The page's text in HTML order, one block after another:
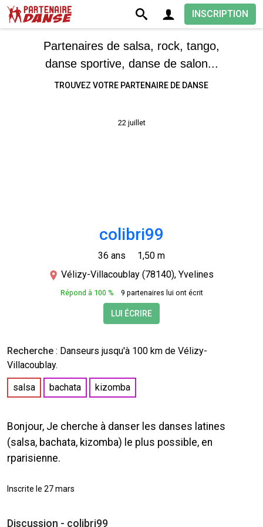
INSCRIPTION
Partenaires de salsa, rock, tango,
danse sportive, danse de salon...
TROUVEZ VOTRE PARTENAIRE DE DANSE
22 juillet
colibri99
36 ans
1,50 m
Vélizy-Villacoublay (78140), Yvelines
Répond à 100 % 9 partenaires lui ont écrit
LUI ÉCRIRE
Recherche : Danseurs jusqu'à 100 km de Vélizy-
Villacoublay.
salsa
bachata kizomba
Bonjour, Je cherche à danser les danses latines
(salsa, bachata, kizomba) le plus possible, en
rparisienne.
Inscrite le 27 mars
Discussion - colibri99